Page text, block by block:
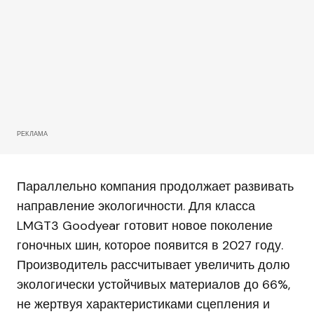
РЕКЛАМА
Параллельно компания продолжает развивать
направление экологичности. Для класса
LMGT3 Goodyear готовит новое поколение
гоночных шин, которое появится в 2027 году.
Производитель рассчитывает увеличить долю
экологически устойчивых материалов до 66%,
не жертвуя характеристиками сцепления и